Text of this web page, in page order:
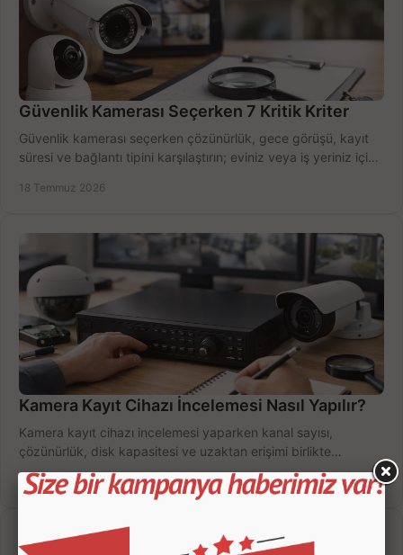
Güvenlik Kamerası Seçerken 7 Kritik Kriter
Güvenlik kamerası seçerken çözünürlük, gece görüşü, kayıt
süresi ve bağlantı tipini karşılaştırın; eviniz veya iş yeriniz için
18 Temmuz 2026
Kamera Kayıt Cihazı İncelemesi Nasıl Yapılır?
Kamera kayıt cihazı incelemesi yaparken kanal sayısı,
çözünürlük, disk kapasitesi ve uzaktan erişimi birlikte
değerlendirin; bütçenizi doğru yönetin.
16 Temmuz 2026